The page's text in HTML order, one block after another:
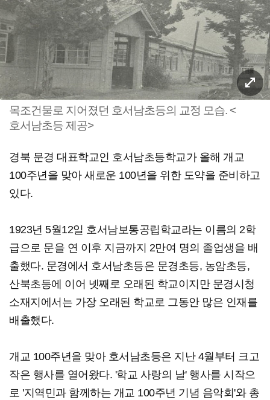
목조건물로 지어졌던 호서남초등의 교정 모습. <
호서남초등 제공>
경북 문경 대표학교인 호서남초등학교가 올해 개교
100주년을 맞아 새로운 100년을 위한 도약을 준비하고
있다.
1923년 5월12일 호서남보통공립학교라는 이름의 2학
급으로 문을 연 이후 지금까지 2만여 명의 졸업생을 배
출했다. 문경에서 호서남초등은 문경초등, 농암초등,
산북초등에 이어 넷째로 오래된 학교이지만 문경시청
소재지에서는 가장 오래된 학교로 그동안 많은 인재를
배출했다.
개교 100주년을 맞아 호서남초등은 지난 4월부터 크고
작은 행사를 열어왔다. '학교 사랑의 날' 행사를 시작으
로 '지역민과 함께하는 개교 100주년 기념 음악회'와 총